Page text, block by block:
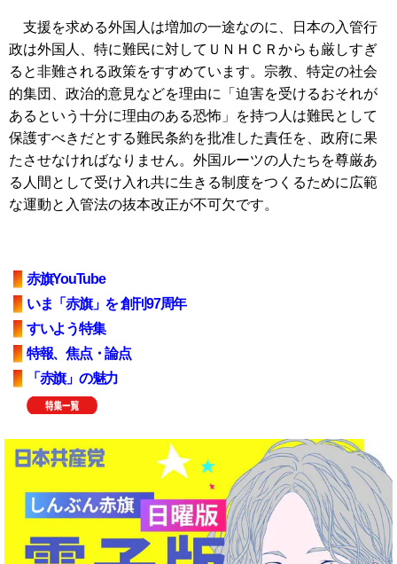
支援を求める外国人は増加の一途なのに、日本の入管行
政は外国人、特に難民に対してＵＮＨＣＲからも厳しすぎ
ると非難される政策をすすめています。宗教、特定の社会
的集団、政治的意見などを理由に「迫害を受けるおそれが
あるという十分に理由のある恐怖」を持つ人は難民として
保護すべきだとする難民条約を批准した責任を、政府に果
たさせなければなりません。外国ルーツの人たちを尊厳あ
る人間として受け入れ共に生きる制度をつくるために広範
な運動と入管法の抜本改正が不可欠です。
赤旗YouTube
いま「赤旗」を 創刊97周年
すいよう特集
特報、焦点・論点
「赤旗」の魅力